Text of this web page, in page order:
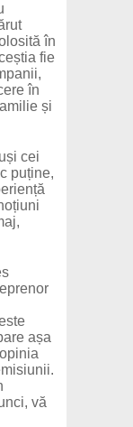
în
fie
în
și
cei
puține,
așa
vă